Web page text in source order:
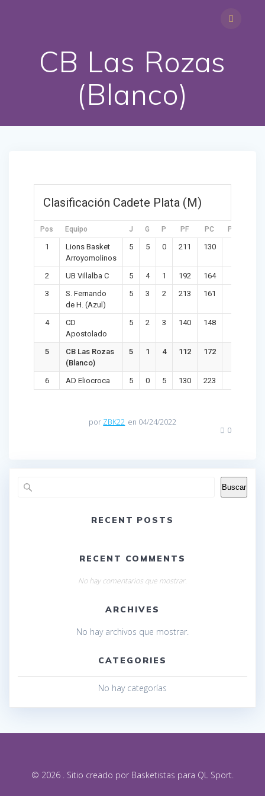
CB Las Rozas
(Blanco)
Clasificación Cadete Plata (M)
Pos Equipo J G P PF PC PTOS
1
Lions Basket
Arroyomolinos
5 5 0 211 130
2 UB Villalba C 5 4 1 192 164
3
S. Fernando
de H. (Azul)
5 3 2 213 161
4
CD
Apostolado
5 2 3 140 148
5
CB Las Rozas
(Blanco)
5 1 4 112 172
6 AD Eliocroca 5 0 5 130 223
por ZBK22 en 04/24/2022
0
Buscar
RECENT POSTS
RECENT COMMENTS
No hay comentarios que mostrar.
ARCHIVES
No hay archivos que mostrar.
CATEGORIES
No hay categorías
© 2026 . Sitio creado por Basketistas para QL Sport.